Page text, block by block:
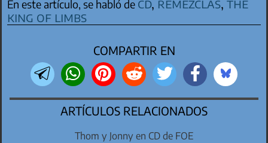
En este artículo, se habló de CD, remezclas,the
king of limbs
COMPARTIR EN
ARTÍCULOS RELACIONADOS
Thom y Jonny en CD de FOE